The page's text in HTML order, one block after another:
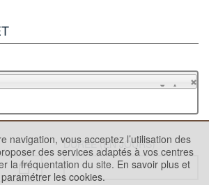
DURÉE (EN JOURS)
navigation, vous acceptez l’utilisation des
des services adaptés à vos centres
la fréquentation du site. En savoir plus et
paramétrer les cookies.